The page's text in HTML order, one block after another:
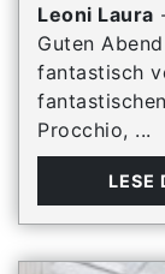
Leoni Laura
Guten
fantastisch
Procchio, ...
LESE